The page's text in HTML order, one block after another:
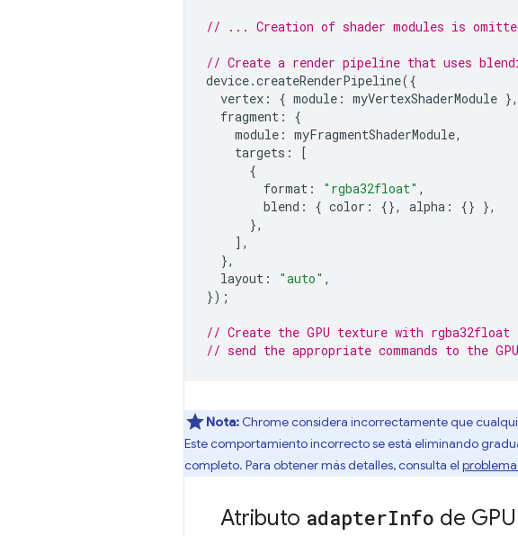
// ... Creation of shader modules is
// Create a render pipeline that uses
device.createRenderPipeline({
vertex : { module : myVertexShaderModule },
fragment :
{
module : myFragmentShaderModule,
targets :
[
{
format : "rgba32float" ,
blend : { color : {}, alpha : {} },
},
],
},
layout : "auto" ,
});
// Create the GPU texture with rgba32float
// send the appropriate commands to the
Nota: Chrome considera incorrectamente que
Este comportamiento incorrecto se está eliminando
completo. Para obtener más detalles, consulta el
Atributo adapterInfo de